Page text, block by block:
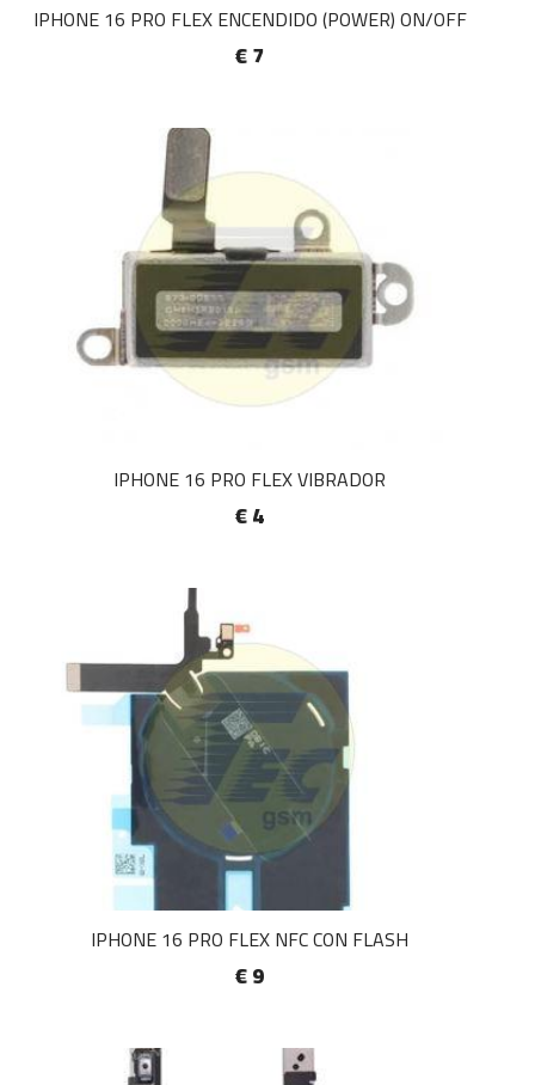
IPHONE 16 PRO FLEX ENCENDIDO (POWER) ON/OFF
€ 7
IPHONE 16 PRO FLEX VIBRADOR
€ 4
IPHONE 16 PRO FLEX NFC CON FLASH
€ 9